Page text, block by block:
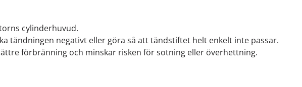
cylinderhuvud.
tändningen negativt eller göra så att tändstiftet helt enkelt inte passar.
förbränning och minskar risken för sotning eller överhettning.